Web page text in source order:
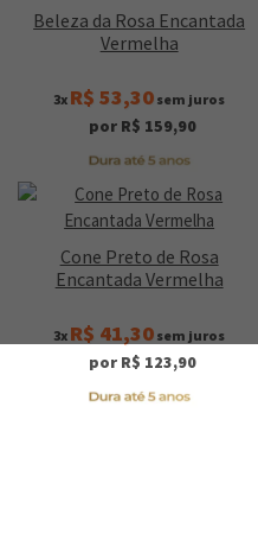
Beleza da Rosa Encantada
Vermelha
3x R$ 53,30 sem juros
por R$ 159,90
Cone Preto de Rosa
Encantada Vermelha
3x R$ 41,30 sem juros
por R$ 123,90